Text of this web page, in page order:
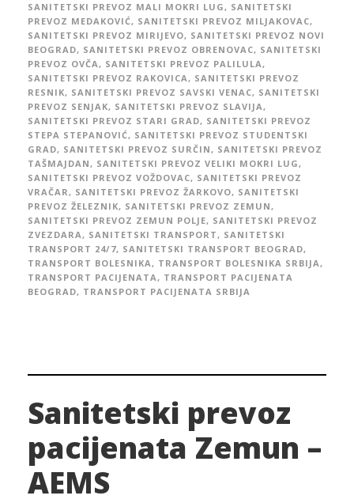
SANITETSKI PREVOZ MALI MOKRI LUG, SANITETSKI
PREVOZ MEDAKOVIĆ, SANITETSKI PREVOZ MILJAKOVAC,
SANITETSKI PREVOZ MIRIJEVO, SANITETSKI PREVOZ NOVI
BEOGRAD, SANITETSKI PREVOZ OBRENOVAC, SANITETSKI
PREVOZ OVČA, SANITETSKI PREVOZ PALILULA,
SANITETSKI PREVOZ RAKOVICA, SANITETSKI PREVOZ
RESNIK, SANITETSKI PREVOZ SAVSKI VENAC, SANITETSKI
PREVOZ SENJAK, SANITETSKI PREVOZ SLAVIJA,
SANITETSKI PREVOZ STARI GRAD, SANITETSKI PREVOZ
STEPA STEPANOVIĆ, SANITETSKI PREVOZ STUDENTSKI
GRAD, SANITETSKI PREVOZ SURČIN, SANITETSKI PREVOZ
TAŠMAJDAN, SANITETSKI PREVOZ VELIKI MOKRI LUG,
SANITETSKI PREVOZ VOŽDOVAC, SANITETSKI PREVOZ
VRAČAR, SANITETSKI PREVOZ ŽARKOVO, SANITETSKI
PREVOZ ŽELEZNIK, SANITETSKI PREVOZ ZEMUN,
SANITETSKI PREVOZ ZEMUN POLJE, SANITETSKI PREVOZ
ZVEZDARA, SANITETSKI TRANSPORT, SANITETSKI
TRANSPORT 24/7, SANITETSKI TRANSPORT BEOGRAD,
TRANSPORT BOLESNIKA, TRANSPORT BOLESNIKA SRBIJA,
TRANSPORT PACIJENATA, TRANSPORT PACIJENATA
BEOGRAD, TRANSPORT PACIJENATA SRBIJA
Sanitetski prevoz
pacijenata Zemun –
AEMS